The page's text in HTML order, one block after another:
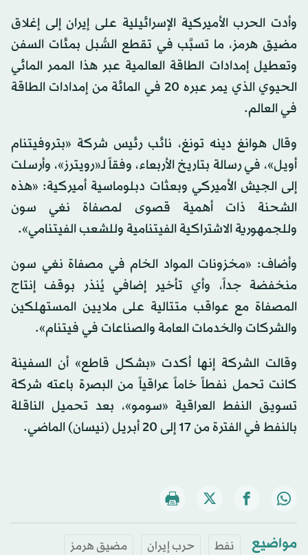
وأدت الحرب الأميركية الإسرائيلية على إيرانإلى إغلاق
مضيق هرمز، ما تسبَّب في تقطع السُّبل بمئات السفن
وتعطيل إمدادات الطاقة العالمية عبر هذا الممر المائي
الحيوي الذي يمر عبره 20 في المائة من إمدادات الطاقة
في العالم.
وقال هوانغ دينه تونغ، نائب رئيس شركة «بتروفيتنام
أويل»، في رسالة بتاريخ الأربعاء، وفقاً لـ«رويترز»، وأرسلت
إلى الجيش الأميركي وبعثات دبلوماسية أميركية: «هذه
الشحنة ذات أهمية قصوى لمصفاة نغي سون
وللجمهورية الاشتراكية الفيتنامية وللشعب الفيتنامي».
وأضاف: «مخزونات المواد الخام في مصفاة نغي سون
منخفضة جداً، وأي تأخير إضافي يُنذر بوقف إنتاج
المصفاة مع عواقب متتالية على ملايين المستهلكين
والشركات والخدمات العامة والصناعات في فيتنام».
وقالت الشركة إنها أكدت «بشكل قاطع» أن السفينة
كانت تحمل نفطاً خاماً عراقياً من البصرة باعته شركة
تسويق النفط العراقية «سومو»، بعد تحميل الناقلة
بالنفط في الفترة من 17 إلى 20 أبريل (نيسان) الماضي.
مواضيع نفط حرب إيران
مضيق هرمز